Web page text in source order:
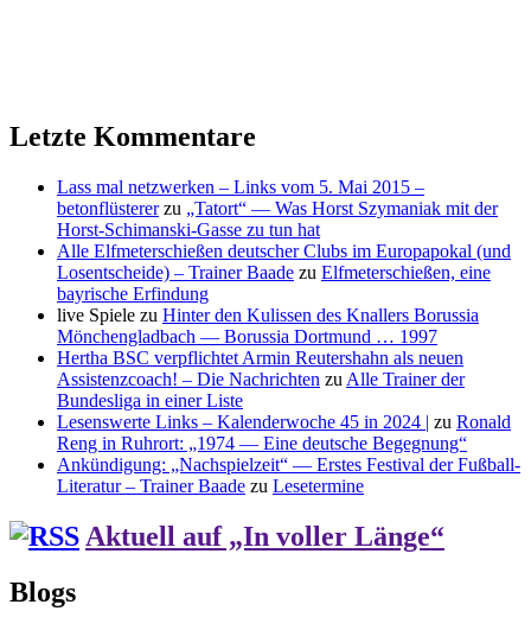
Letzte Kommentare
Lass mal netzwerken – Links vom 5. Mai 2015 –
betonflüstererzu „Tatort“ — Was Horst Szymaniak mit der
Horst-Schimanski-Gasse zu tun hat
Alle Elfmeterschießen deutscher Clubs im Europapokal (und
Losentscheide) – Trainer Baade zu Elfmeterschießen, eine
bayrische Erfindung
live Spiele zu Hinter den Kulissen des Knallers Borussia
Mönchengladbach — Borussia Dortmund … 1997
Hertha BSC verpflichtet Armin Reutershahn als neuen
Assistenzcoach! – Die Nachrichten zu Alle Trainer der
Bundesliga in einer Liste
Lesenswerte Links – Kalenderwoche 45 in 2024 | zu Ronald
Reng in Ruhrort: „1974 — Eine deutsche Begegnung“
Ankündigung: „Nachspielzeit“ — Erstes Festival der Fußball-
Literatur – Trainer Baade zu Lesetermine
Aktuell auf „In voller Länge“
Blogs